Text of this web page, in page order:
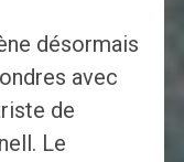
désormais
avec
de
Le